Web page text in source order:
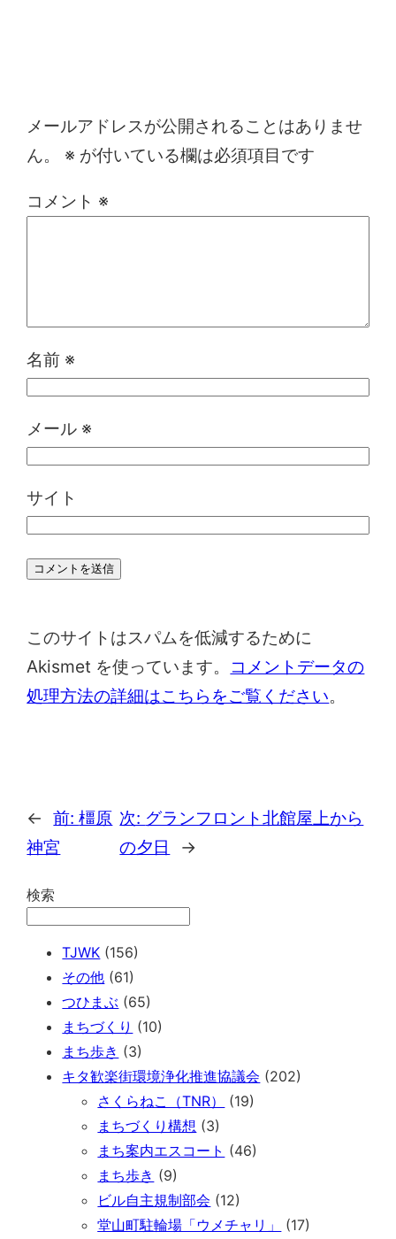
メールアドレスが公開されることはありませ
ん。
※ が付いている欄は必須項目です
コメント ※
名前 ※
メール ※
サイト
このサイトはスパムを低減するために
Akismet を使っています。
コメントデータの
処理方法の詳細はこちらをご覧ください。
← 前:橿原
神宮
次: グランフロント北館屋上から
の夕日
→
検索
TJWK (156)
その他 (61)
つひまぶ (65)
まちづくり (10)
まち歩き (3)
キタ歓楽街環境浄化推進協議会 (202)
さくらねこ（TNR）
(19)
まちづくり構想 (3)
まち案内エスコート (46)
まち歩き (9)
ビル自主規制部会 (12)
堂山町駐輪場「ウメチャリ」
(17)